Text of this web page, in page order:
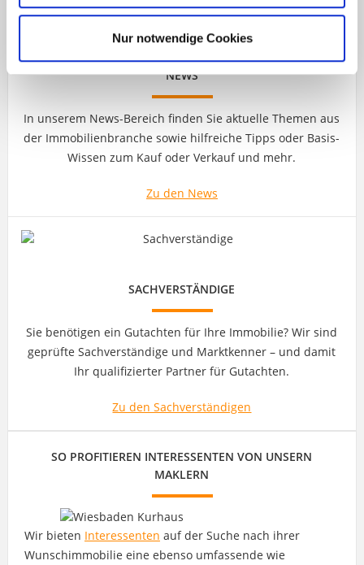
Nur notwendige Cookies
NEWS
In unserem News-Bereich finden Sie aktuelle Themen aus
der Immobilienbranche sowie hilfreiche Tipps oder Basis-
Wissen zum Kauf oder Verkauf und mehr.
Zu den News
SACHVERSTÄNDIGE
Sie benötigen ein Gutachten für Ihre Immobilie? Wir sind
geprüfte Sachverständige und Marktkenner – und damit
Ihr qualifizierter Partner für Gutachten.
Zu den Sachverständigen
SO PROFITIEREN INTERESSENTEN VON UNSERN
MAKLERN
Wir bieten Interessenten auf der Suche nach ihrer
Wunschimmobilie eine ebenso umfassende wie